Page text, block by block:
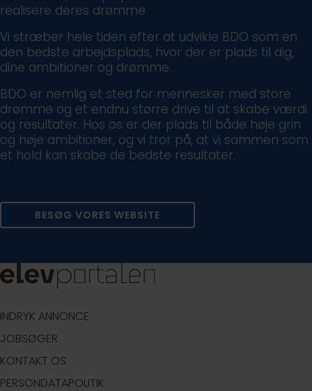
realisere deres drømme
Vi stræber hele tiden efter at udvikle BDO som en
den bedste arbejdsplads, hvor der er plads til dig,
dine ambitioner og drømme.
BDO er nemlig et sted for mennesker med store
drømme og et endnu større drive til at skabe værdi
og resultater. Hos os er der plads til både høje grin
og høje ambitioner, og vi tror på, at vi sammen som
et hold kan skabe de bedste resultater.
BESØG VORES WEBSITE
INDRYK ANNONCE
JOBSØGER
KONTAKT OS
PERSONDATAPOLITIK